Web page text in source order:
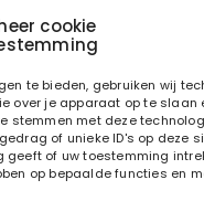
cookie
te bieden, gebruiken wij
over je apparaat op te slaan
stemmen met deze
of unieke ID's op deze
geeft of uw toestemming
op bepaalde functies en